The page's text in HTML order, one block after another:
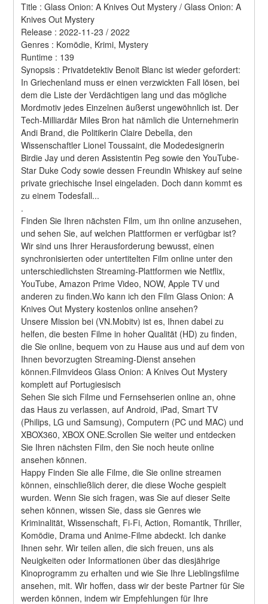
Title : Glass Onion: A Knives Out Mystery / Glass Onion: A
Knives Out Mystery
Release : 2022-11-23 / 2022
Genres : Komödie, Krimi, Mystery
Runtime : 139
Synopsis : Privatdetektiv Benoit Blanc ist wieder gefordert:
In Griechenland muss er einen verzwickten Fall lösen, bei
dem die Liste der Verdächtigen lang und das mögliche
Mordmotiv jedes Einzelnen äußerst ungewöhnlich ist. Der
Tech-Milliardär Miles Bron hat nämlich die Unternehmerin
Andi Brand, die Politikerin Claire Debella, den
Wissenschaftler Lionel Toussaint, die Modedesignerin
Birdie Jay und deren Assistentin Peg sowie den YouTube-
Star Duke Cody sowie dessen Freundin Whiskey auf seine
private griechische Insel eingeladen. Doch dann kommt es
zu einem Todesfall...
.
Finden Sie Ihren nächsten Film, um ihn online anzusehen,
und sehen Sie, auf welchen Plattformen er verfügbar ist?
Wir sind uns Ihrer Herausforderung bewusst, einen
synchronisierten oder untertitelten Film online unter den
unterschiedlichsten Streaming-Plattformen wie Netflix,
YouTube, Amazon Prime Video, NOW, Apple TV und
anderen zu finden.Wo kann ich den Film Glass Onion: A
Knives Out Mystery kostenlos online ansehen?
Unsere Mission bei (VN.Mobitv) ist es, Ihnen dabei zu
helfen, die besten Filme in hoher Qualität (HD) zu finden,
die Sie online, bequem von zu Hause aus und auf dem von
Ihnen bevorzugten Streaming-Dienst ansehen
können.Filmvideos Glass Onion: A Knives Out Mystery
komplett auf Portugiesisch
Sehen Sie sich Filme und Fernsehserien online an, ohne
das Haus zu verlassen, auf Android, iPad, Smart TV
(Philips, LG und Samsung), Computern (PC und MAC) und
XBOX360, XBOX ONE.Scrollen Sie weiter und entdecken
Sie Ihren nächsten Film, den Sie noch heute online
ansehen können.
Happy Finden Sie alle Filme, die Sie online streamen
können, einschließlich derer, die diese Woche gespielt
wurden. Wenn Sie sich fragen, was Sie auf dieser Seite
sehen können, wissen Sie, dass sie Genres wie
Kriminalität, Wissenschaft, Fi-Fi, Action, Romantik, Thriller,
Komödie, Drama und Anime-Filme abdeckt. Ich danke
Ihnen sehr. Wir teilen allen, die sich freuen, uns als
Neuigkeiten oder Informationen über das diesjährige
Kinoprogramm zu erhalten und wie Sie Ihre Lieblingsfilme
ansehen, mit. Wir hoffen, dass wir der beste Partner für Sie
werden können, indem wir Empfehlungen für Ihre